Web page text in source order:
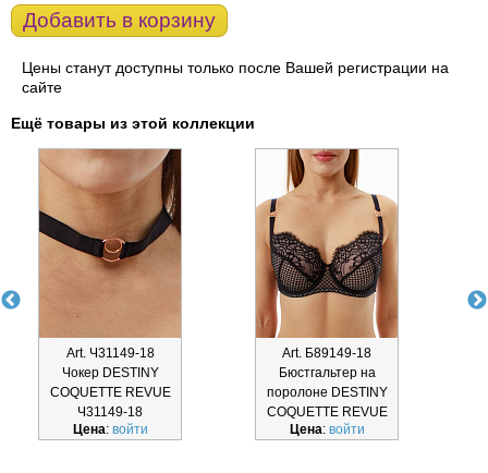
Добавить в корзину
Цены станут доступны только после Вашей регистрации на
сайте
Ещё товары из этой коллекции
Art. Ч31149-18
Чокер DESTINY
COQUETTE REVUE
Ч31149-18
Цена: войти
Art. Б89149-18
Бюстгальтер на
поролоне DESTINY
COQUETTE REVUE
Б89149-18
Цена: войти